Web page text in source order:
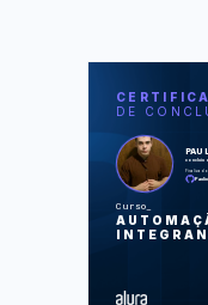
DE
concluiu
Finalizado
Curso